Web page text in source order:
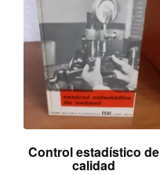
Control estadístico de
calidad